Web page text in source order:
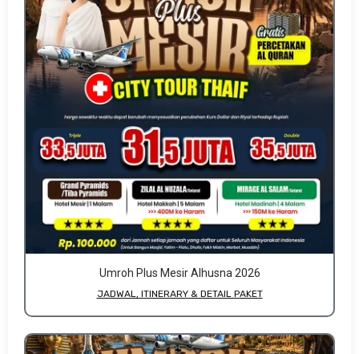
Umroh Plus Mesir Alhusna 2026
JADWAL, ITINERARY & DETAIL PAKET